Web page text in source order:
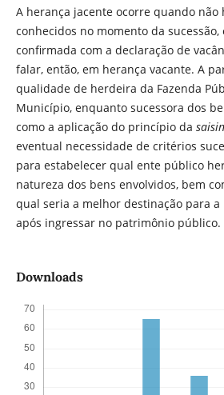
A herança jacente ocorre quando não
conhecidos no momento da sucessão,
confirmada com a declaração de
falar, então, em herança vacante. A
qualidade de herdeira da Fazenda
Município, enquanto sucessora dos
como a aplicação do princípio da
eventual necessidade de critérios
para estabelecer qual ente público
natureza dos bens envolvidos, bem
qual seria a melhor destinação para a
após ingressar no patrimônio público.
Downloads